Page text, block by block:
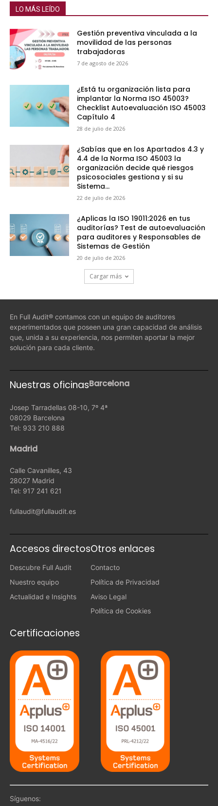
LO MÁS LEÍDO
Gestión preventiva vinculada a la
movilidad de las personas
trabajadoras
7 de agosto de 2026
¿Está tu organización lista para
implantar la Norma ISO 45003?
Checklist Autoevaluación ISO 45003
Capítulo 4
28 de julio de 2026
¿Sabías que en los Apartados 4.3 y
4.4 de la Norma ISO 45003 la
organización decide qué riesgos
psicosociales gestiona y si su
Sistema...
22 de julio de 2026
¿Aplicas la ISO 19011:2026 en tus
auditorías? Test de autoevaluación
para auditores y Responsables de
Sistemas de Gestión
20 de julio de 2026
Cargar más
En Full Audit® contamos con un equipo de auditores
experimentados que poseen una gran capacidad de análisis
que, unida a su experiencia, nos permiten aportar la mejor
solución para cada cliente.
Nuestras oficinasBarcelona
Josep Tarradellas 08-10, 7º 4ª
08029 Barcelona
Tel: 933 210 888
Madrid
Calle Cavanilles, 43
28027 Madrid
Tel: 917 241 621
fullaudit@fullaudit.es
Accesos directos
Descubre Full Audit
Nuestro equipo
Actualidad e Insights
Otros enlaces
Contacto
Política de Privacidad
Aviso Legal
Política de Cookies
Certificaciones
Síguenos: